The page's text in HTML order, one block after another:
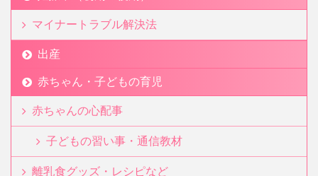
マイナートラブル解決法
出産
赤ちゃん・子どもの育児
赤ちゃんの心配事
子どもの習い事・通信教材
離乳食グッズ・レシピなど